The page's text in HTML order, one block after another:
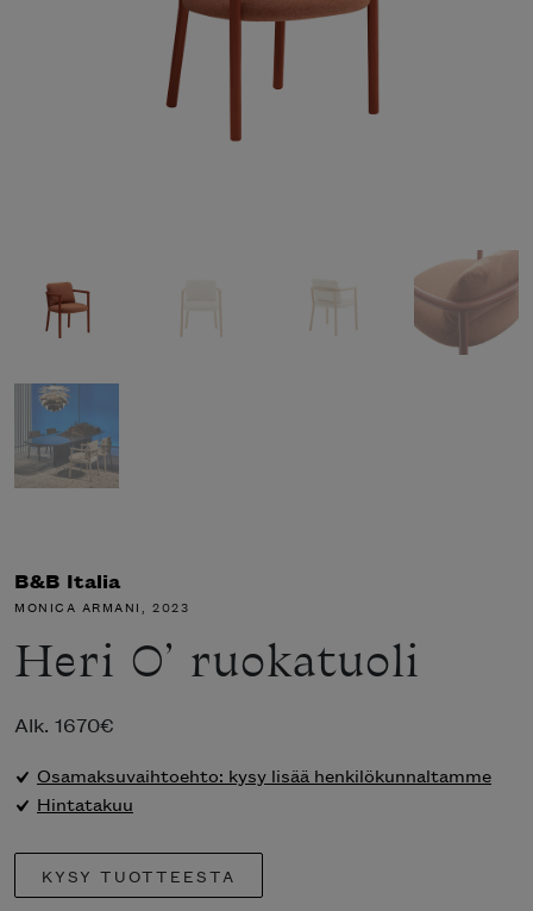
B&B Italia
MONICA ARMANI, 2023
Heri O’ ruokatuoli
Alk. 1670€
Osamaksuvaihtoehto: kysy lisää henkilökunnaltamme
Hintatakuu
KYSY TUOTTEESTA